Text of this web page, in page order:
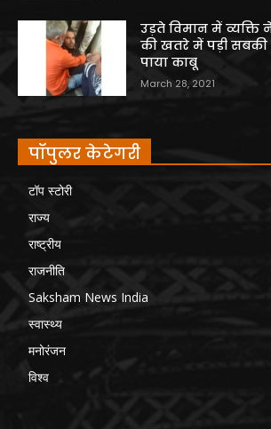
उड़ते विमान में व्यक्ति
की खतरे में पड़ी
पाया काबू
March 28, 2021
पॉपुलर केटेगरी
टॉप स्टोरी
राज्य
राष्ट्रीय
राजनीति
Saksham News India
स्वास्थ्य
मनोरंजन
विश्व